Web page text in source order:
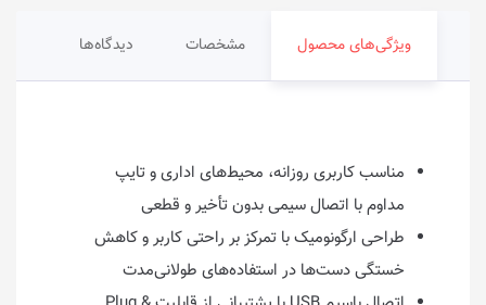
ویژگی‌های محصول مشخصات دیدگاه‌ها
مناسب کاربری روزانه، محیط‌های اداری و تایپ
مداوم با اتصال سیمی بدون تأخیر و قطعی
طراحی ارگونومیک با تمرکز بر راحتی کاربر و کاهش
خستگی دست‌ها در استفاده‌های طولانی‌مدت